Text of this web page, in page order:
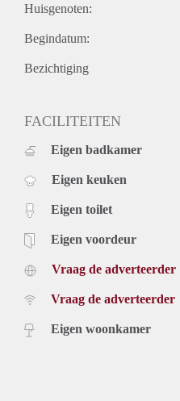
Huisgenoten:
Begindatum:
Bezichtiging
FACILITEITEN
Eigen badkamer
Eigen keuken
Eigen toilet
Eigen voordeur
Vraag de adverteerder
Vraag de adverteerder
Eigen woonkamer